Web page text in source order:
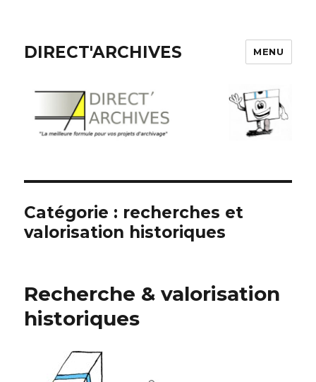
DIRECT'ARCHIVES MENU
Catégorie : recherches et
valorisation historiques
Recherche & valorisation
historiques